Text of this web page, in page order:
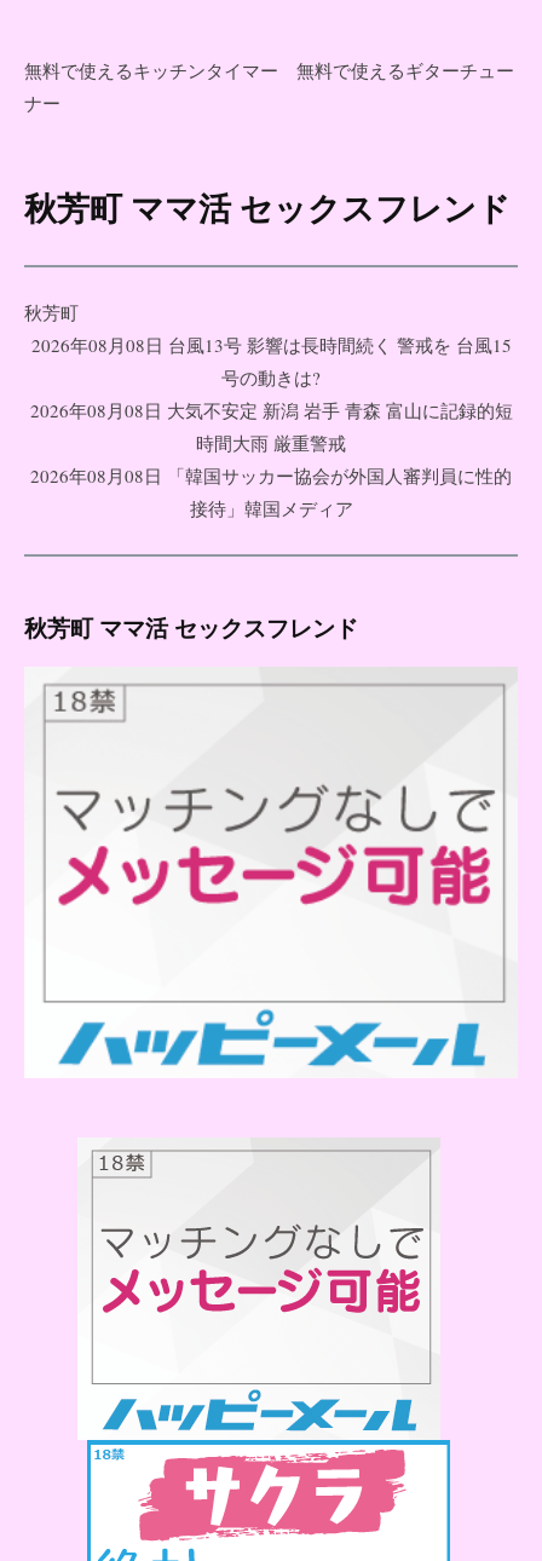
無料で使えるキッチンタイマー
無料で使えるギターチュー
ナー
コ
テ
ン
秋芳町 ママ活 セックスフレンド
秋芳町
2026年08月08日 台風13号 影響は長時間続く 警戒を 台風15
号の動きは?
2026年08月08日 大気不安定 新潟 岩手 青森 富山に記録的短
時間大雨 厳重警戒
2026年08月08日 「韓国サッカー協会が外国人審判員に性的
接待」韓国メディア
秋芳町 ママ活 セックスフレンド